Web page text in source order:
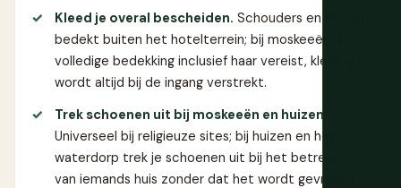
Kleed je overal bescheiden. Schouders en knieën
bedekt buiten het hotelterrein; bij moskeeën is
volledige bedekking inclusief haar vereist, kleding
wordt altijd bij de ingang verstrekt.
Trek schoenen uit bij moskeeën en huizen.
Universeel bij religieuze sites; bij huizen en het
waterdorp trek je schoenen uit bij het betreden
van iemands huis zonder dat het wordt gevraagd.